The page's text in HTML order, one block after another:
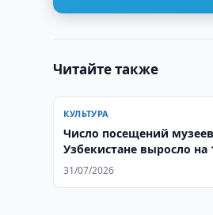
Читайте также
КУЛЬТУРА
Число посещений
Узбекистане выросло на
2025 году
31/07/2026